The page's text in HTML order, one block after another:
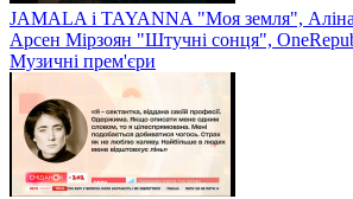
JAMALA і TAYANNA "Моя земля",
Арсен Мірзоян "Штучні сонця",
Музичні прем'єри